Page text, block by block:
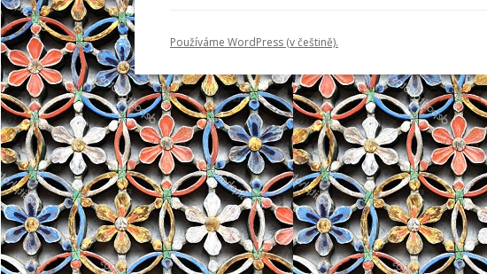
Používáme WordPress (v češtině).